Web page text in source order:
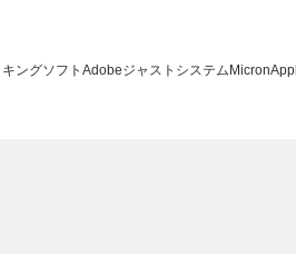
キングソフト Adobeジャストシステム Micron